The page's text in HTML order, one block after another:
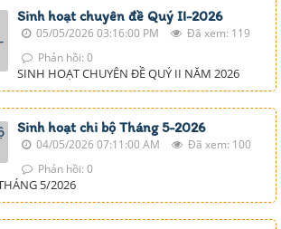
Sinh hoạt chuyên đề Quý II-2026
05/05/2026 03:16:00 PM
Đã xem: 119
Phản hồi: 0
SINH HOẠT CHUYÊN ĐỀ QUÝ II NĂM 2026
Sinh hoạt chi bộ Tháng 5-2026
04/05/2026 07:11:00 AM
Đã xem: 100
Phản hồi: 0
5/2026